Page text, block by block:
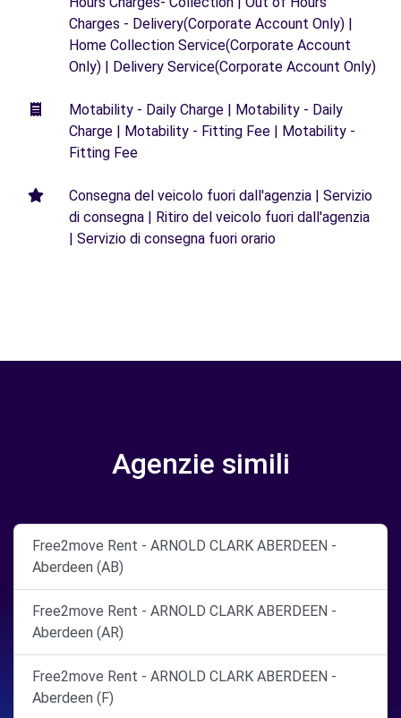
Charges - Delivery(Corporate Account Only) |
Home Collection Service(Corporate Account
Only) | Delivery Service(Corporate Account Only)
Motability - Daily Charge | Motability - Daily
Charge | Motability - Fitting Fee | Motability -
Fitting Fee
Consegna del veicolo fuori dall'agenzia | Servizio
di consegna | Ritiro del veicolo fuori dall'agenzia
| Servizio di consegna fuori orario
Agenzie simili
Free2move Rent - ARNOLD CLARK ABERDEEN -
Aberdeen (AB)
Free2move Rent - ARNOLD CLARK ABERDEEN -
Aberdeen (AR)
Free2move Rent - ARNOLD CLARK ABERDEEN -
Aberdeen (F)